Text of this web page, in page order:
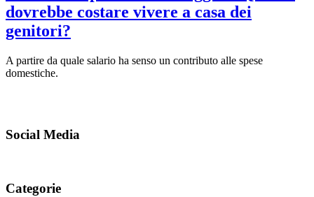
dovrebbe costare vivere a casa dei
genitori?
A partire da quale salario ha senso un contributo alle spese
domestiche.
Social Media
Categorie